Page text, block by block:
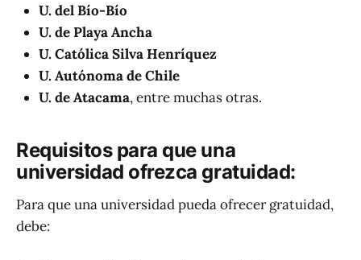
U. del Bío-Bío
U. de Playa Ancha
U. Católica Silva Henríquez
U. Autónoma de Chile
U. de Atacama, entre muchas otras.
Requisitos para que una
universidad ofrezca gratuidad:
Para que una universidad pueda ofrecer gratuidad,
debe: